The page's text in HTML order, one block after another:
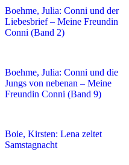
Boehme, Julia: Conni und der
Liebesbrief – Meine Freundin
Conni (Band 2)
Boehme, Julia: Conni und die
Jungs von nebenan – Meine
Freundin Conni (Band 9)
Boie, Kirsten: Lena zeltet
Samstagnacht